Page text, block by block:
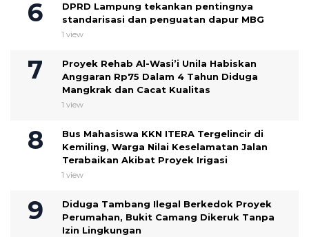
DPRD Lampung tekankan pentingnya
standarisasi dan penguatan dapur MBG
1 view
Proyek Rehab Al-Wasi’i Unila Habiskan
Anggaran Rp75 Dalam 4 Tahun Diduga
Mangkrak dan Cacat Kualitas
1 view
Bus Mahasiswa KKN ITERA Tergelincir di
Kemiling, Warga Nilai Keselamatan Jalan
Terabaikan Akibat Proyek Irigasi
1 view
Diduga Tambang Ilegal Berkedok Proyek
Perumahan, Bukit Camang Dikeruk Tanpa
Izin Lingkungan